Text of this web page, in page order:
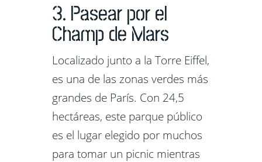
3. Pasear por el
Champ de Mars
Localizado junto a la Torre Eiffel,
es una de las zonas verdes más
grandes de París. Con 24,5
hectáreas, este parque público
es el lugar elegido por muchos
para tomar un picnic mientras